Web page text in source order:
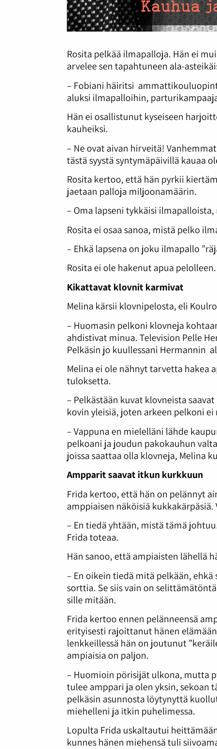
Rosita pelkää ilmapalloja. Hän ei
arvelee sen tapahtuneen ala-
– Fobiani häiritsi
aluksi ilmapalloihin,
Hän ei osallistunut kyseiseen
kauheiksi.
– Ne ovat aivan hirveitä!
tästä syystä syntymäpäivillä kauaa
Rosita kertoo, että hän pyrkii
jaetaan palloja miljoonamäärin.
– Oma lapseni tykkäisi
Rosita ei osaa sanoa, mistä pelko
– Ehkä lapsena on joku ilmapallo
Rosita ei ole hakenut apua
Kikattavat klovnit karmivat
Melina kärsii klovnipelosta, eli
– Huomasin pelkoni klovneja
ahdistivat minua. Television Pelle
Pelkäsin jo kuullessani Hermannin
Melina ei ole nähnyt tarvetta hakea
tuloksetta.
– Pelkästään kuvat klovneista
kovin yleisiä, joten arkeen pelkoni
– Vappuna en mielelläni lähde
pelkoani ja joudun pakokauhun
joissa saattaa olla klovneja, Melina
Ampparit saavat itkun kurkkuun
Frida kertoo, että hän on pelännyt
amppiaisen näköisiä kukkakärpäsiä.
– En tiedä yhtään, mistä tämä
Frida toteaa.
Hän sanoo, että ampiaisten lähellä
– En oikein tiedä mitä pelkään,
sorttia. Se siis vain on
sille mitään.
Frida kertoo ennen pelänneensä
erityisesti rajoittanut hänen
lenkkeillessä hän on joutunut
ampiaisia on paljon.
– Huomioin pörisijät ulkona, mutta
tulee amppari ja olen yksin, sekoan
pelkäsin asunnosta löytynyttä
miehelleni ja itkin puhelimessa.
Lopulta Frida uskaltautui
kunnes hänen miehensä tuli